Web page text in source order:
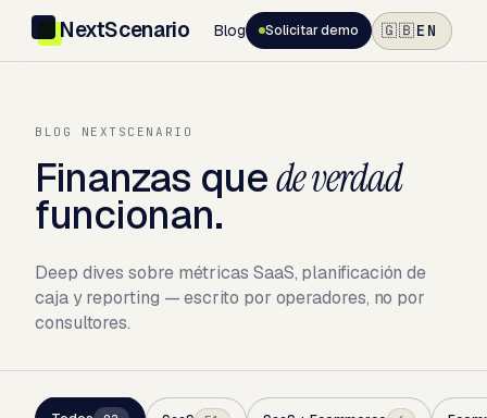
NextScenario Blog Solicitar demo 🇬🇧EN
BLOG NEXTSCENARIO
Finanzas quede verdad
funcionan.
Deep dives sobre métricas SaaS, planificación de
caja y reporting — escrito por operadores, no por
consultores.